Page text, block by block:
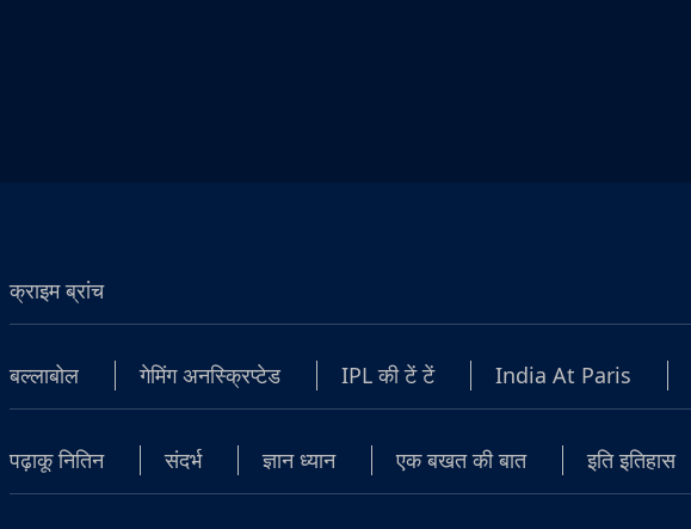
क्राइम ब्रांच
बल्लाबोल गेमिंग अनस्क्रिप्टेड IPL की टें टें India At Paris
पढ़ाकू नितिन संदर्भ ज्ञान ध्यान एक बखत की बात इति इतिहास